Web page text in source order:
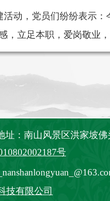
动，党员们纷纷表示：
，立足本职，爱岗敬业
：南山风景区洪家坡
号
技有限公司